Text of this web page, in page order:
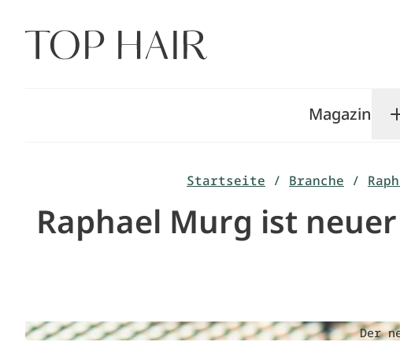
Inhalt
springen
Magazin
Startseite / Branche /
Raphael Murg ist
Der